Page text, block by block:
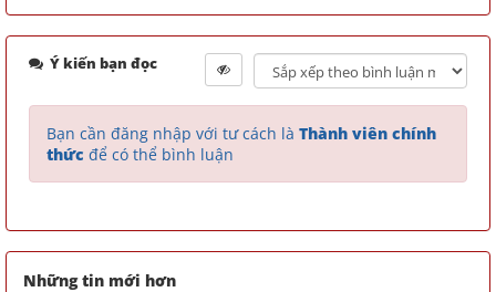
Ý kiến bạn đọc
Bạn cần đăng nhập với tư cách là Thành viên chính
thức để có thể bình luận
Những tin mới hơn